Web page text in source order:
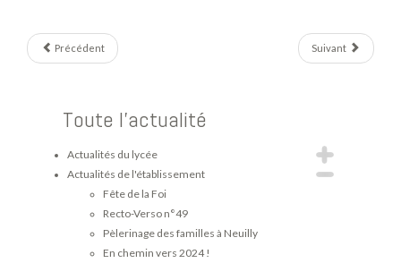
Précédent Suivant
Toute l'actualité
Actualités du lycée
Actualités de l'établissement
Fête de la Foi
Recto-Verso n°49
Pèlerinage des familles à Neuilly
En chemin vers 2024 !